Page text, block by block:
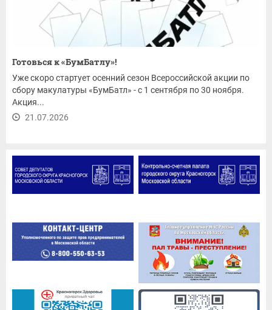
Готовься к «БумБатлу»!
Уже скоро стартует осенний сезон Всероссийской акции по
сбору макулатуры «БумБатл» - с 1 сентября по 30 ноября.
Акция...
21.07.2026